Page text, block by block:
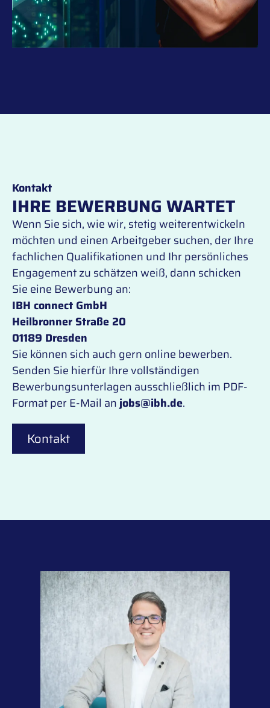
Kontakt
IHRE BEWERBUNG WARTET
Wenn Sie sich, wie wir, stetig weiterentwickeln
möchten und einen Arbeitgeber suchen, der Ihre
fachlichen Qualifikationen und Ihr persönliches
Engagement zu schätzen weiß, dann schicken
Sie eine Bewerbung an:
IBH connect GmbH
Heilbronner Straße 20
01189 Dresden
Sie können sich auch gern online bewerben.
Senden Sie hierfür Ihre vollständigen
Bewerbungsunterlagen ausschließlich im PDF-
Format per E-Mail an jobs@ibh.de.
Kontakt